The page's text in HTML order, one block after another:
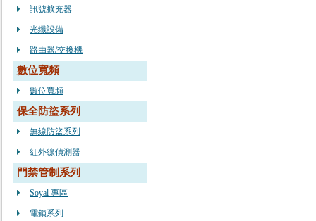
訊號擴充器
光纖設備
路由器/交換機
數位寬頻
數位寬頻
保全防盜系列
無線防盜系列
紅外線偵測器
門禁管制系列
Soyal 專區
電鎖系列